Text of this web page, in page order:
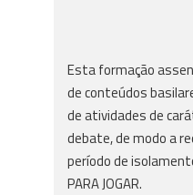
Esta formação
de conteúdos
de atividades de
debate, de modo a
período de
PARA JOGAR.